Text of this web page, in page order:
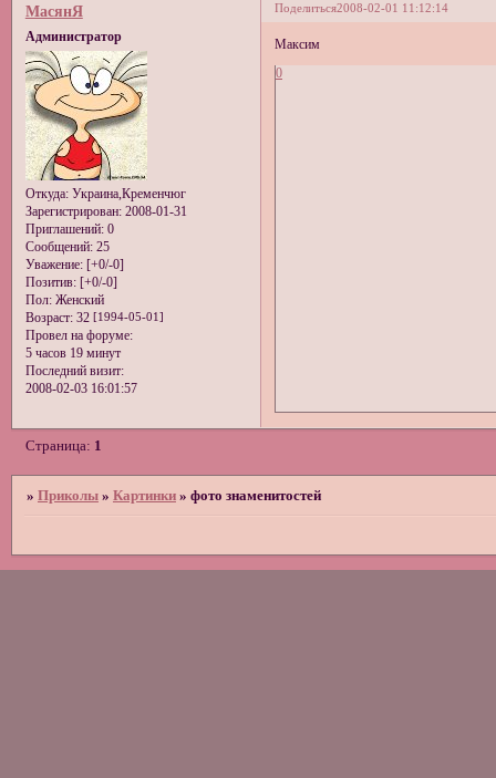
Поделиться2008-02-01 11:12:14
МасянЯ
Администратор
Откуда:Украина,Кременчюг
Зарегистрирован: 2008-01-31
Приглашений:0
Сообщений:25
Уважение: [+0/-0]
Позитив: [+0/-0]
Пол:Женский
Возраст:32 [1994-05-01]
Провел на форуме:
5 часов 19 минут
Последний визит:
2008-02-03 16:01:57
Максим
0
Страница: 1
» Приколы » Картинки » фото знаменитостей